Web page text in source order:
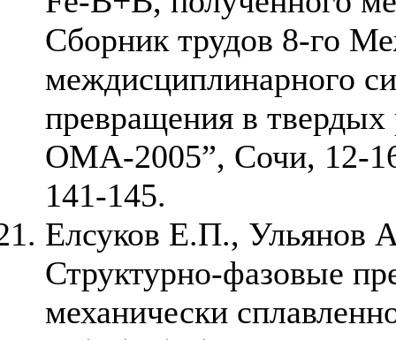
Сборник трудов 8-го
междисциплинарного
превращения в твердых
ОМА-2005”, Сочи, 12-
141-145.
Елсуков Е.П., Ульянов
Структурно-фазовые
механически